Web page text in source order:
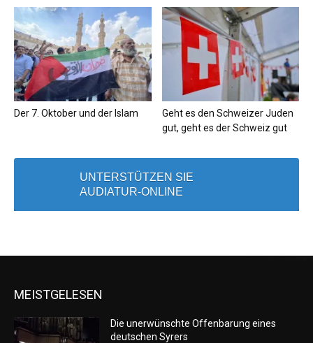
Der 7. Oktober und der Islam
Geht es den Schweizer Juden
gut, geht es der Schweiz gut
UNTERSTÜTZEN SIE
AUDIATUR-ONLINE
MEISTGELESEN
Die unerwünschte Offenbarung eines
deutschen Syrers